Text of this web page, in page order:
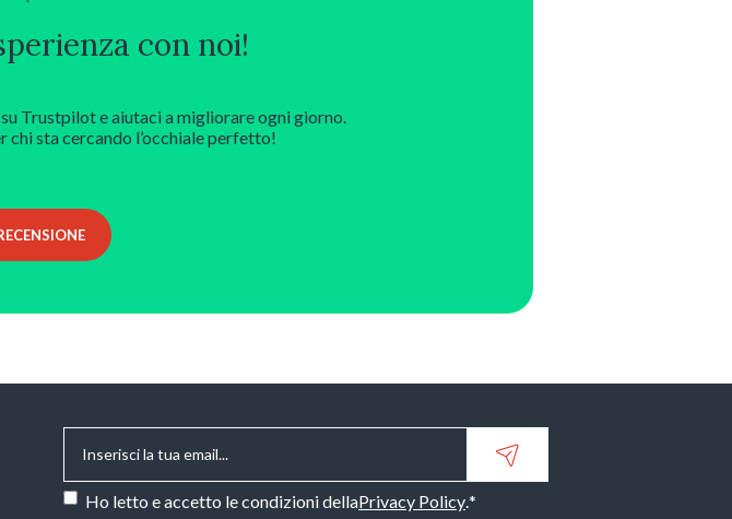
con noi!
Trustpilot e aiutaci a migliorare ogni giorno.
chi sta cercando l’occhiale perfetto!
Email*
Consenso*
Ho letto e accetto le condizioni dellaPrivacy Policy.*